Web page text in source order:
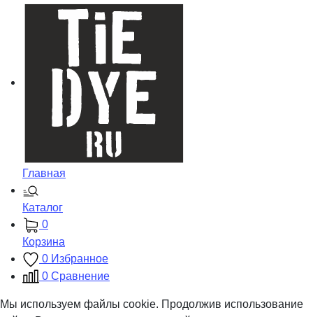
Главная
Каталог
0
Корзина
0 Избранное
0 Сравнение
Мы используем файлы cookie. Продолжив использование